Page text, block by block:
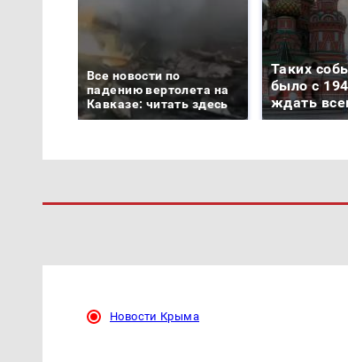
Все новости по
падению вертолета на
Кавказе: читать здесь
Таких
было с
ждать
Новости Крыма